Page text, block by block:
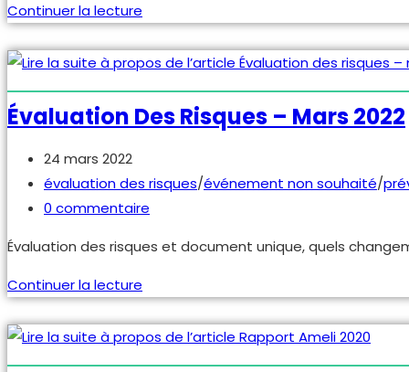
Continuer la lecture
AT
erreur
ou
idée
?
Évaluation Des Risques – Mars 2022
Publication
publiée :
24 mars 2022
Post
category:
évaluation des risques/événement non souhaité/
Commentaires
la
publication :
0 commentaire
Évaluation des risques et document unique, quels
Continuer la lecture
risques